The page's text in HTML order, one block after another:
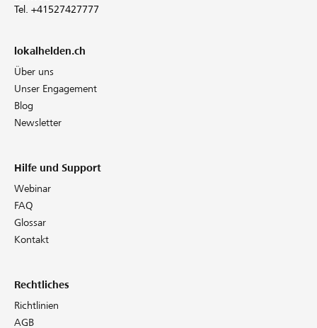
Tel. +41527427777
lokalhelden.ch
Über uns
Unser Engagement
Blog
Newsletter
Hilfe und Support
Webinar
FAQ
Glossar
Kontakt
Rechtliches
Richtlinien
AGB